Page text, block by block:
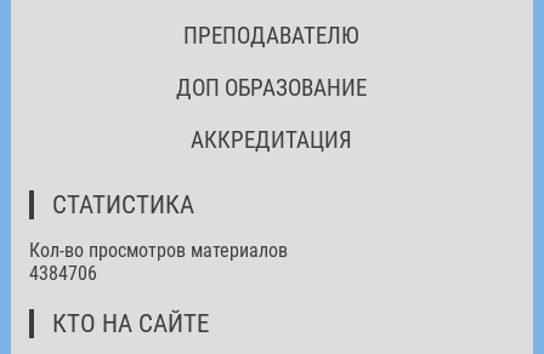
ПРЕПОДАВАТЕЛЮ
ДОП ОБРАЗОВАНИЕ
АККРЕДИТАЦИЯ
СТАТИСТИКА
Кол-во просмотров материалов
4384706
КТО НА САЙТЕ